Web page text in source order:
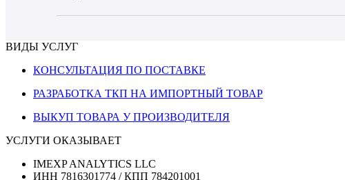
ВИДЫ УСЛУГ
КОНСУЛЬТАЦИЯ ПО ПОСТАВКЕ
РАЗРАБОТКА ТКП НА ИМПОРТНЫЙ ТОВАР
ВЫКУП ТОВАРА У ПРОИЗВОДИТЕЛЯ
УСЛУГИ ОКАЗЫВАЕТ
IMEXP ANALYTICS LLC
ИНН 7816301774 / КПП 784201001